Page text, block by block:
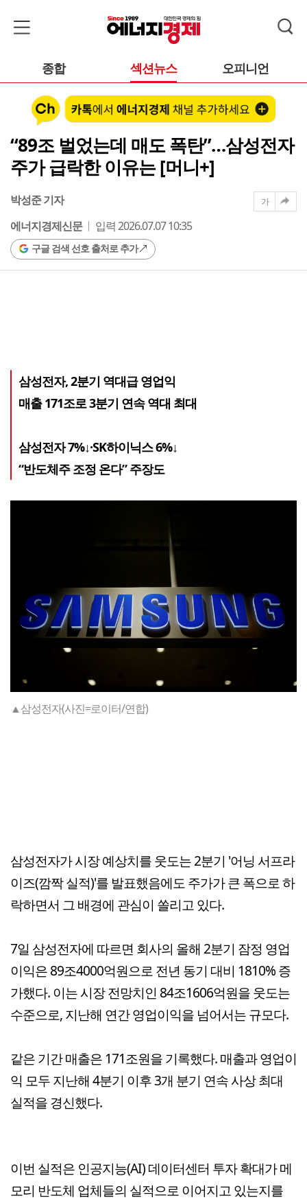
종합 섹션뉴스 오피니언
“89조 벌었는데 매도 폭탄”…삼성전자
주가 급락한 이유는 [머니+]
박성준 기자
에너지경제신문
입력 2026.07.07 10:35
구글 검색 선호 출처로 추가
가
삼성전자, 2분기 역대급 영업익
매출 171조로 3분기 연속 역대 최대
삼성전자 7%↓·SK하이닉스 6%↓
“반도체주 조정 온다” 주장도
▲삼성전자(사진=로이터/연합)
삼성전자가 시장 예상치를 웃도는 2분기 '어닝 서프라
이즈(깜짝 실적)'를 발표했음에도 주가가 큰 폭으로 하
락하면서 그 배경에 관심이 쏠리고 있다.
7일 삼성전자에 따르면 회사의 올해 2분기 잠정 영업
이익은 89조4000억원으로 전년 동기 대비 1810% 증
가했다. 이는 시장 전망치인 84조1606억원을 웃도는
수준으로, 지난해 연간 영업이익을 넘어서는 규모다.
같은 기간 매출은 171조원을 기록했다. 매출과 영업이
익 모두 지난해 4분기 이후 3개 분기 연속 사상 최대
실적을 경신했다.
이번 실적은 인공지능(AI) 데이터센터 투자 확대가 메
모리 반도체 업체들의 실적으로 이어지고 있는지를